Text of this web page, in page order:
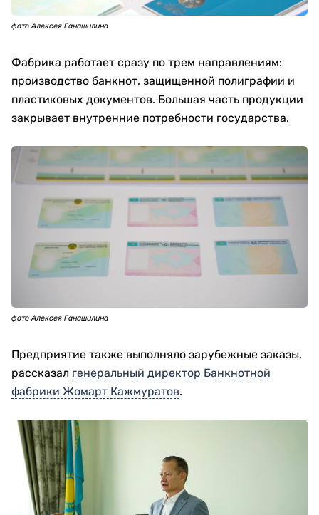
фото Алексея Ганашилина
Фабрика работает сразу по трем направлениям:
производство банкнот, защищенной полиграфии и
пластиковых документов. Большая часть продукции
закрывает внутренние потребности государства.
фото Алексея Ганашилина
Предприятие также выполняло зарубежные заказы,
рассказал генеральный директор Банкнотной
фабрики Жомарт Кажмуратов.